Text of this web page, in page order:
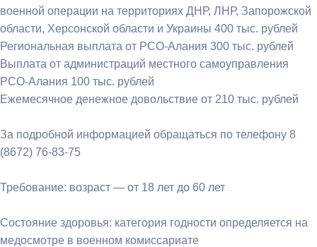
военной операции на территориях ДНР, ЛНР, Запорожской
области, Херсонской области и Украины 400 тыс. рублей
Региональная выплата от РСО-Алания 300 тыс. рублей
Выплата от администраций местного самоуправления
РСО-Алания 100 тыс. рублей
Ежемесячное денежное довольствие от 210 тыс. рублей
За подробной информацией обращаться по телефону 8
(8672) 76-83-75
Требование: возраст — от 18 лет до 60 лет
Состояние здоровья: категория годности определяется на
медосмотре в военном комиссариате